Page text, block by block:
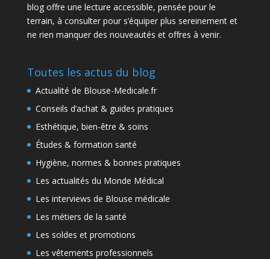
blog offre une lecture accessible, pensée pour le
terrain, à consulter pour s’équiper plus sereinement et
ne rien manquer des nouveautés et offres à venir.
Toutes les actus du blog
Actualité de Blouse-Medicale.fr
Conseils d’achat & guides pratiques
Esthétique, bien-être & soins
Études & formation santé
Hygiène, normes & bonnes pratiques
Les actualités du Monde Médical
Les interviews de Blouse médicale
Les métiers de la santé
Les soldes et promotions
Les vêtements professionnels